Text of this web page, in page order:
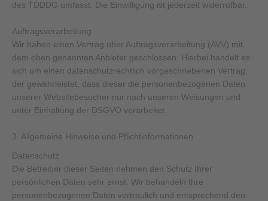
des TDDDG umfasst. Die Einwilligung ist jederzeit widerrufbar.
Auftragsverarbeitung
Wir haben einen Vertrag über Auftragsverarbeitung (AVV) mit
dem oben genannten Anbieter geschlossen. Hierbei handelt es
sich um einen datenschutzrechtlich vorgeschriebenen Vertrag,
der gewährleistet, dass dieser die personenbezogenen Daten
unserer Websitebesucher nur nach unseren Weisungen und
unter Einhaltung der DSGVO verarbeitet.
3. Allgemeine Hinweise und Pflicht­informationen
Datenschutz
Die Betreiber dieser Seiten nehmen den Schutz Ihrer
persönlichen Daten sehr ernst. Wir behandeln Ihre
personenbezogenen Daten vertraulich und entsprechend den